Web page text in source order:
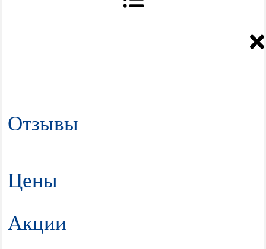
Отзывы
Цены
Акции